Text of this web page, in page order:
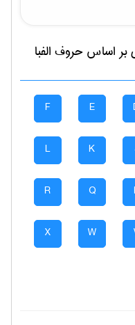
بر اساس حروف الفبا
E
F
K
L
Q
R
W
X